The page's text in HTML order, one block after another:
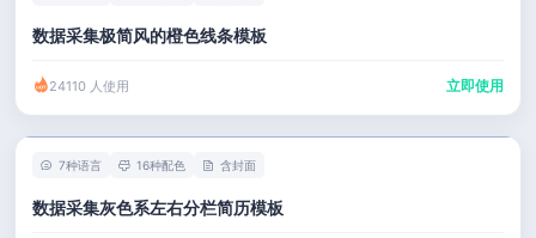
数据采集极简风的橙色线条模板
24110 人使用 立即使用
7种语言 16种配色 含封面
数据采集灰色系左右分栏简历模板